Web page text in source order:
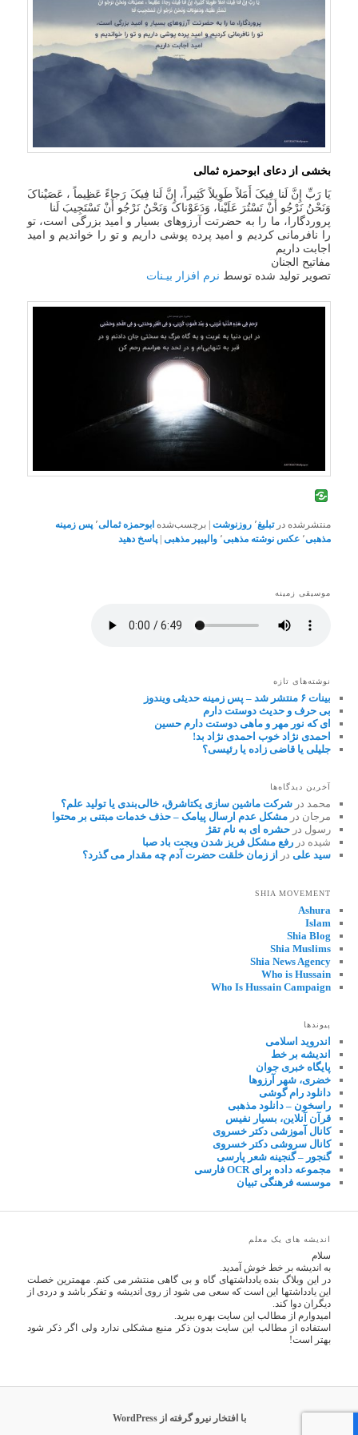
بخشی از دعای ابوحمزه ثمالی
یَا رَبِّ إِنَّ لَنا فِیکَ أَمَلاً طَوِیلاً کَثِیراً، إِنَّ لَنا فِیکَ رَجاءً عَظِیماً ، عَصَیْناکَ
وَنَحْنُ نَرْجُو أَنْ تَسْتُرَ عَلَیْنا، وَدَعَوْناکَ وَنَحْنُ نَرْجُو أَنْ تَسْتَجِیبَ لَنا
پروردگارا، ما را به حضرتت آرزوهاى بسیار و امید بزرگی است، تو
را نافرمانی کردیم و امید پرده پوشی داریم و تو را خواندیم و امید
اجابت داریم
مفاتیح الجنان
تصویر تولید شده توسط نرم افزار بیـنات
منتشرشده در تبلیغ٬ روزنوشت |برچسب‌شده ابوحمزه ثمالی٬ پس زمینه
مذهبی٬ عکس نوشته مذهبی٬ والپیپر مذهبی |پاسخ دهید
موسیقی زمینه
نوشته‌های تازه
بینات ۶ منتشر شد – پس زمینه حدیثی ویندوز
بی حرف و حدیث دوستت دارم
ای که نور مهر و ماهی دوستت دارم حسین
احمدی نژاد خوب احمدی نژاد بد!
جلیلی یا قاضی زاده یا رئیسی؟
آخرین دیدگاه‌ها
محمد درشرکت ماشین سازی یکتاشرق، خالی‌بندی یا تولید علم؟
مرجان درمشکل عدم ارسال پیامک – حذف خدمات مبتنی بر محتوا
رسول درحشره ای به نام تقژ
شیده دررفع مشکل فریز شدن ویجت باد صبا
سید علی در از زمان خلقت حضرت آدم چه مقدار می گذرد؟
SHIA MOVEMENT
Ashura
Islam
Shia Blog
Shia Muslims
Shia News Agency
Who is Hussain
Who Is Hussain Campaign
پیوندها
اندروید اسلامی
اندیشه بر خط
پایگاه خبری جوان
خضری، شهر آرزوها
دانلود رام گوشی
راسخون – دانلود مذهبی
قرآن آنلاین، بسیار نفیس
کانال آموزشی دکتر خسروی
کانال سروشی دکتر خسروی
گنجور – گنجینه شعر پارسی
مجموعه داده برای OCR فارسی
موسسه فرهنگی تبیان
اندیشه های یک معلم
سلام
به اندیشه بر خط خوش آمدید.
در این وبلاگ بنده یادداشتهای گاه و بی گاهی منتشر می کنم. مهمترین خصلت
این یادداشتها این است که سعی می شود از روی اندیشه و تفکر باشد و دردی از
دیگران دوا کند.
امیدوارم از مطالب این سایت بهره ببرید.
استفاده از مطالب این سایت بدون ذکر منبع مشکلی ندارد ولی اگر ذکر شود
بهتر است!
با افتخار نیرو گرفته از WordPress